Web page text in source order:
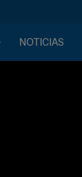
NOTICIAS